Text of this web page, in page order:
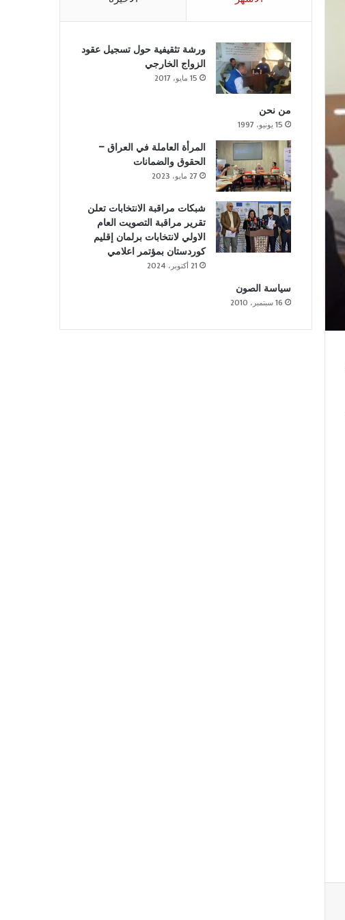
ورشة تثقيفية حول تسجيل عقود
الزواج الخارجي
15 مايو، 2017
من نحن
15 يونيو، 1997
المرأة العاملة في العراق –
الحقوق والضمانات
27 مايو، 2023
شبكات مراقبة الانتخابات تعلن
تقرير مراقبة التصويت العام
الاولي لانتخابات برلمان إقليم
كوردستان بمؤتمر اعلامي
21 أكتوبر، 2024
سياسة الصون
16 سبتمبر، 2010